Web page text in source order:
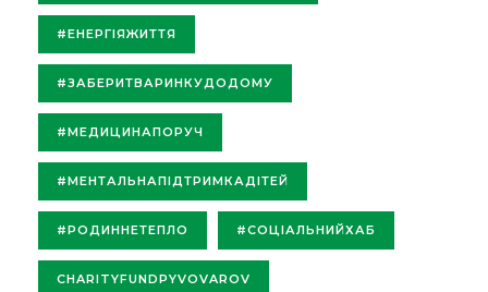
#ЕНЕРГІЯЖИТТЯ
#ЗАБЕРИТВАРИНКУДОДОМУ
#МЕДИЦИНАПОРУЧ
#МЕНТАЛЬНАПІДТРИМКАДІТЕЙ
#РОДИННЕТЕПЛО #СОЦІАЛЬНИЙХАБ
CHARITYFUNDPYVOVAROV